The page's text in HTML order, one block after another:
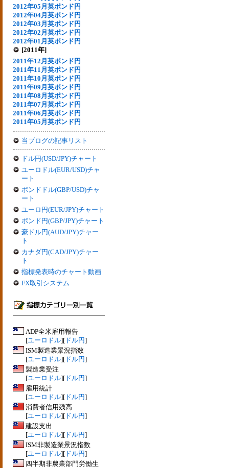
2012年05月英ポンド円
2012年04月英ポンド円
2012年03月英ポンド円
2012年02月英ポンド円
2012年01月英ポンド円
[2011年]
2011年12月英ポンド円
2011年11月英ポンド円
2011年10月英ポンド円
2011年09月英ポンド円
2011年08月英ポンド円
2011年07月英ポンド円
2011年06月英ポンド円
2011年05月英ポンド円
当ブログの記事リスト
ドル円(USD/JPY)チャート
ユーロドル(EUR/USD)チャ
ート
ポンドドル(GBP/USD)チャ
ート
ユーロ円(EUR/JPY)チャート
ポンド円(GBP/JPY)チャート
豪ドル円(AUD/JPY)チャー
ト
カナダ円(CAD/JPY)チャー
ト
指標発表時のチャート動画
FX取引システム
ADP全米雇用報告
[ユーロドル][ ドル円]
ISM製造業景況指数
[ユーロドル][ ドル円]
製造業受注
[ユーロドル][ ドル円]
雇用統計
[ユーロドル][ ドル円]
消費者信用残高
[ユーロドル][ ドル円]
建設支出
[ユーロドル][ ドル円]
ISM非製造業景況指数
[ユーロドル][ ドル円]
四半期非農業部門労働生